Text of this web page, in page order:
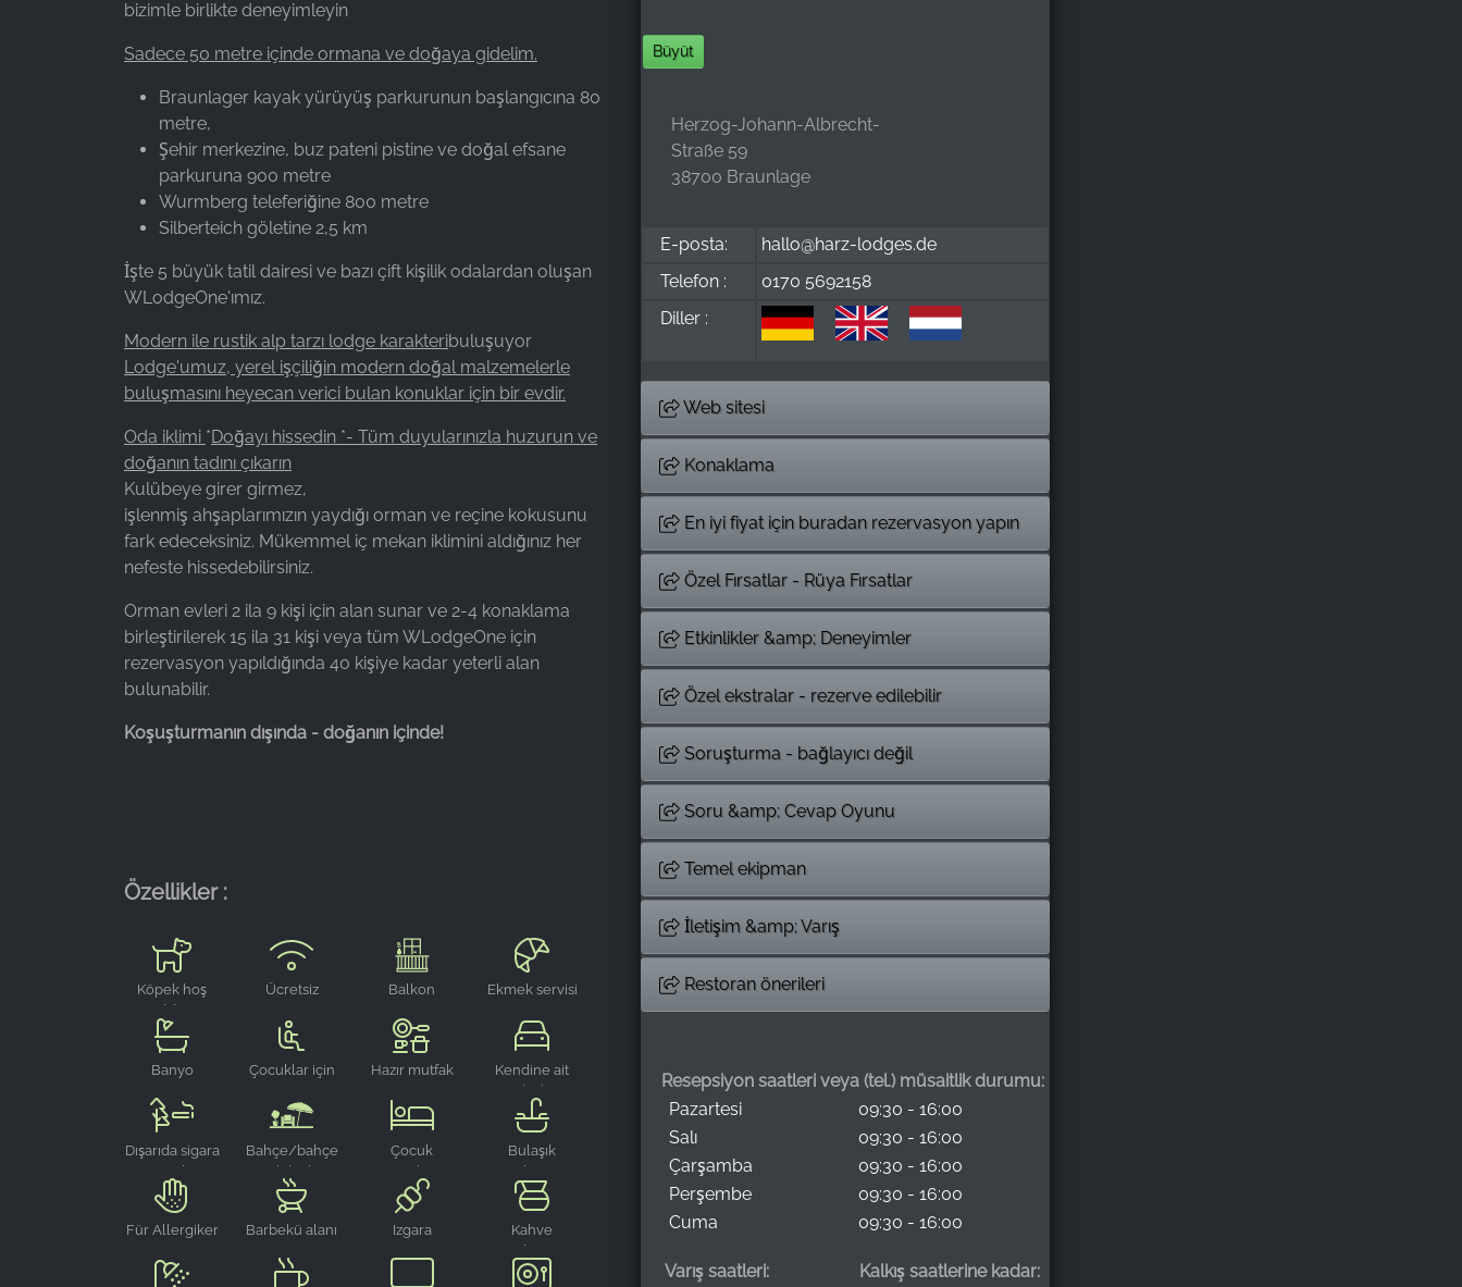
bizimle birlikte deneyimleyin
Sadece 50 metre içinde ormana ve doğaya gidelim.
Braunlager kayak yürüyüş parkurunun başlangıcına 80
metre,
Şehir merkezine, buz pateni pistine ve doğal efsane
parkuruna 900 metre
Wurmberg teleferiğine 800 metre
Silberteich göletine 2,5 km
İşte 5 büyük tatil dairesi ve bazı çift kişilik odalardan oluşan
WLodgeOne'ımız.
Modern ile rustik alp tarzı lodge karakteribuluşuyor
Lodge'umuz, yerel işçiliğin modern doğal malzemelerle
buluşmasını heyecan verici bulan konuklar için bir evdir.
Oda iklimi *Doğayı hissedin *- Tüm duyularınızla huzurun ve
doğanın tadını çıkarın
Kulübeye girer girmez,
işlenmiş ahşaplarımızın yaydığı orman ve reçine kokusunu
fark edeceksiniz. Mükemmel iç mekan iklimini aldığınız her
nefeste hissedebilirsiniz.
Orman evleri 2 ila 9 kişi için alan sunar ve 2-4 konaklama
birleştirilerek 15 ila 31 kişi veya tüm WLodgeOne için
rezervasyon yapıldığında 40 kişiye kadar yeterli alan
bulunabilir.
Koşuşturmanın dışında - doğanın içinde!
Özellikler :
Köpek hoş
geldiniz
Ücretsiz
Balkon Ekmek servisi
Banyo
Çocuklar için
sandalyesi
Hazır mutfak
Kendine ait
park alanı
Dışarıda sigara
içme alanı
Bahçe/bahçe
mobilyaları
Çocuk
seyahat
karyolası
Bulaşık
Makinesi
Für Allergiker
Barbekü alanı Izgara
Kahve
makinesi
Büyüt
Herzog-Johann-Albrecht-
Straße 59
38700 Braunlage
E-posta:
hallo@harz-lodges.de
Telefon :
0170 5692158
Diller :
Web sitesi
Konaklama
En iyi fiyat için buradan rezervasyon yapın
Özel Fırsatlar - Rüya Fırsatlar
Etkinlikler &amp; Deneyimler
Özel ekstralar - rezerve edilebilir
Soruşturma - bağlayıcı değil
Soru &amp; Cevap Oyunu
Temel ekipman
İletişim &amp; Varış
Restoran önerileri
Resepsiyon saatleri veya (tel.) müsaitlik durumu:
Pazartesi
09:30 - 16:00
Salı
09:30 - 16:00
Çarşamba
09:30 - 16:00
Perşembe
09:30 - 16:00
Cuma
09:30 - 16:00
Varış saatleri:
Kalkış saatlerine kadar:
Facebook Ireland Ltd.
Purpose:
duration:
İSTATISTIKLER
İstatistik Çerezleri anonim olarak bilgi toplar. Bu
kullandığını anlamamıza yardımcı olur.
Google Analytics
Name:
_ga, _gid, _gac_gb_
Google LLC
Purpose:
istatistiklerin toplanması
24 saat - 2 yıl